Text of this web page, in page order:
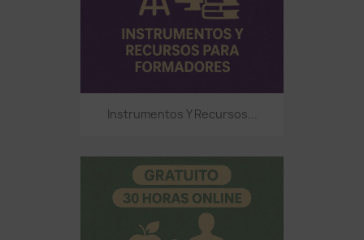
Instrumentos Y Recursos...